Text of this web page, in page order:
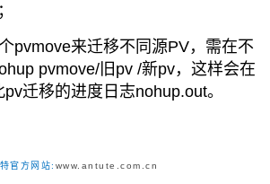
pvmove来迁移不同源PV，需在不
pvmove/旧pv /新pv，这样会在
迁移的进度日志nohup.out。
官方网站: www.antute.com.cn